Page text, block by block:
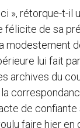
», rétorque-t-il
félicite de sa
modestement
lui fait
archives du
de
faire hier en